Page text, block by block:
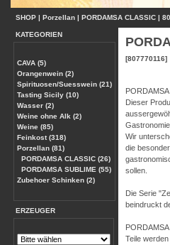
SHOP | Porzellan | PORDAMSA CLASSIC |
KATEGORIEN
CAVA (5)
Orangenwein (2)
Spirituosen/Suesswein (21)
Tasting Sicily (10)
Wasser (2)
Weine ohne Alk (2)
Weine (85)
Feinkost (318)
Porzellan (81)
PORDAMSA CLASSIC (26)
PORDAMSA SUBLIME (55)
Zubehoer Schinken (2)
ERZEUGER
[807770116]
Dieser
Gastronomie.
Wir
die
sollen.
Die Serie
beindruckt
Teile